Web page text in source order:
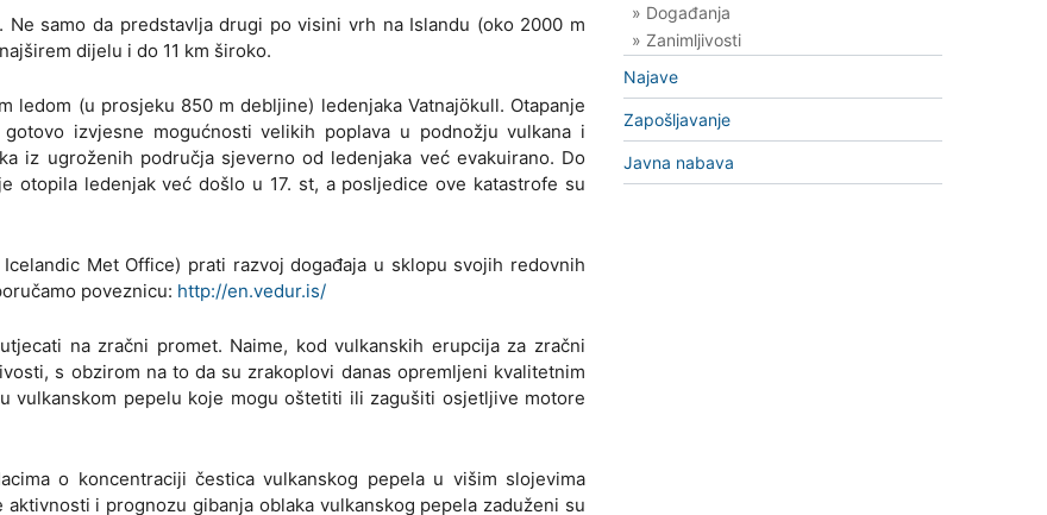
samo da predstavlja drugi po visini vrh na Islandu (oko 2000 m
dijelu i do 11 km široko.
(u prosjeku 850 m debljine) ledenjaka Vatnajökull. Otapanje
izvjesne mogućnosti velikih poplava u podnožju vulkana i
iz ugroženih područja sjeverno od ledenjaka već evakuirano. Do
otopila ledenjak već došlo u 17. st, a posljedice ove katastrofe su
Met Office) prati razvoj događaja u sklopu svojih redovnih
poveznicu: http://en.vedur.is/
na zračni promet. Naime, kod vulkanskih erupcija za zračni
s obzirom na to da su zrakoplovi danas opremljeni kvalitetnim
vulkanskom pepelu koje mogu oštetiti ili zagušiti osjetljive motore
o koncentraciji čestica vulkanskog pepela u višim slojevima
i prognozu gibanja oblaka vulkanskog pepela zaduženi su
» Događanja
» Zanimljivosti
Najave
Zapošljavanje
Javna nabava